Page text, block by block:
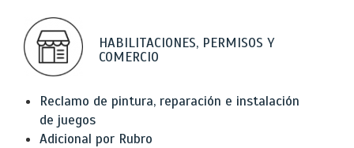
HABILITACIONES, PERMISOS Y
COMERCIO
Reclamo de pintura, reparación e instalación
de juegos
Adicional por Rubro